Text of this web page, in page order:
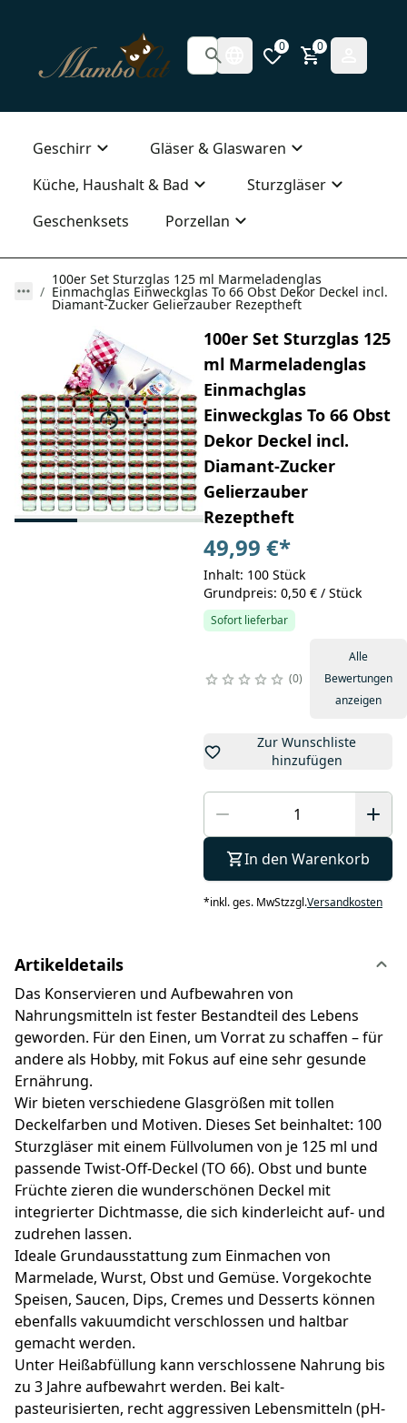
0 0
Geschirr
Gläser & Glaswaren
Küche, Haushalt & Bad
Sturzgläser
Geschenksets
Porzellan
100er Set Sturzglas 125 ml Marmeladenglas
Einmachglas Einweckglas To 66 Obst Dekor Deckel incl.
Diamant-Zucker Gelierzauber Rezeptheft
100er Set Sturzglas 125
ml Marmeladenglas
Einmachglas
Einweckglas To 66 Obst
Dekor Deckel incl.
Diamant-Zucker
Gelierzauber
Rezeptheft
49,99 €*
Inhalt: 100 Stück
Grundpreis: 0,50 € / Stück
Sofort lieferbar
0
Alle
Bewertungen
anzeigen
Zur Wunschliste
hinzufügen
In den Warenkorb
*inkl. ges. MwStzzgl.Versandkosten
Artikeldetails
Das Konservieren und Aufbewahren von
Nahrungsmitteln ist fester Bestandteil des Lebens
geworden. Für den Einen, um Vorrat zu schaffen – für
andere als Hobby, mit Fokus auf eine sehr gesunde
Ernährung.
Wir bieten verschiedene Glasgrößen mit tollen
Deckelfarben und Motiven. Dieses Set beinhaltet: 100
Sturzgläser mit einem Füllvolumen von je 125 ml und
passende Twist-Off-Deckel (TO 66). Obst und bunte
Früchte zieren die wunderschönen Deckel mit
integrierter Dichtmasse, die sich kinderleicht auf- und
zudrehen lassen.
Ideale Grundausstattung zum Einmachen von
Marmelade, Wurst, Obst und Gemüse. Vorgekochte
Speisen, Saucen, Dips, Cremes und Desserts können
ebenfalls vakuumdicht verschlossen und haltbar
gemacht werden.
Unter Heißabfüllung kann verschlossene Nahrung bis
zu 3 Jahre aufbewahrt werden. Bei kalt-
pasteurisierten, recht aggressiven Lebensmitteln (pH-